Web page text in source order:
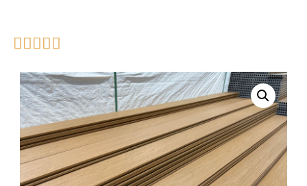
